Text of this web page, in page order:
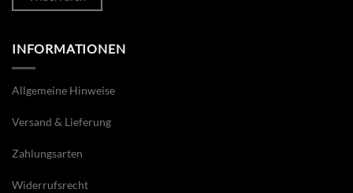
INFORMATIONEN
Allgemeine Hinweise
Versand & Lieferung
Zahlungsarten
Widerrufsrecht